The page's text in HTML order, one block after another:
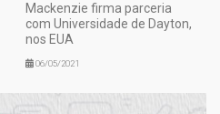
Mackenzie firma parceria
com Universidade de Dayton,
nos EUA
06/05/2021